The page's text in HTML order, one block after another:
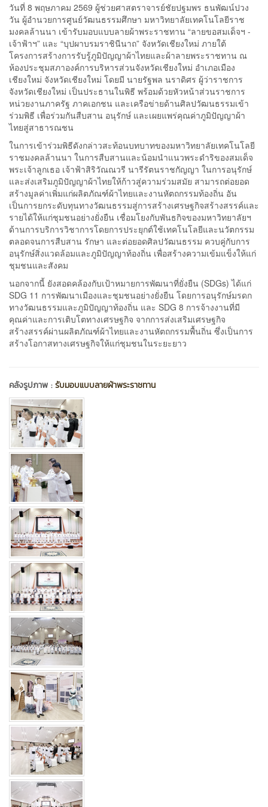
วันที่ 8 พฤษภาคม 2569 ผู้ช่วยศาสตราจารย์ชัยปฐมพร ธนพัฒน์ปวง
วัน ผู้อำนวยการศูนย์วัฒนธรรมศึกษา มหาวิทยาลัยเทคโนโลยีราช
มงคลล้านนา เข้ารับมอบแบบลายผ้าพระราชทาน “ลายขอสมเด็จฯ -
เจ้าฟ้าฯ” และ “บุปผาบรมราชินีนาถ” จังหวัดเชียงใหม่ ภายใต้
โครงการสร้างการรับรู้ภูมิปัญญาผ้าไทยและผ้าลายพระราชทาน ณ
ห้องประชุมสภาองค์การบริหารส่วนจังหวัดเชียงใหม่ อำเภอเมือง
เชียงใหม่ จังหวัดเชียงใหม่ โดยมี นายรัฐพล นราดิศร ผู้ว่าราชการ
จังหวัดเชียงใหม่ เป็นประธานในพิธี พร้อมด้วยหัวหน้าส่วนราชการ
หน่วยงานภาครัฐ ภาคเอกชน และเครือข่ายด้านศิลปวัฒนธรรมเข้า
ร่วมพิธี เพื่อร่วมกันสืบสาน อนุรักษ์ และเผยแพร่คุณค่าภูมิปัญญาผ้า
ไทยสู่สาธารณชน
ในการเข้าร่วมพิธีดังกล่าวสะท้อนบทบาทของมหาวิทยาลัยเทคโนโลยี
ราชมงคลล้านนา ในการสืบสานและน้อมนำแนวพระดำริของสมเด็จ
พระเจ้าลูกเธอ เจ้าฟ้าสิริวัณณวรี นารีรัตนราชกัญญา ในการอนุรักษ์
และส่งเสริมภูมิปัญญาผ้าไทยให้ก้าวสู่ความร่วมสมัย สามารถต่อยอด
สร้างมูลค่าเพิ่มแก่ผลิตภัณฑ์ผ้าไทยและงานหัตถกรรมท้องถิ่น อัน
เป็นการยกระดับทุนทางวัฒนธรรมสู่การสร้างเศรษฐกิจสร้างสรรค์และ
รายได้ให้แก่ชุมชนอย่างยั่งยืน เชื่อมโยงกับพันธกิจของมหาวิทยาลัยฯ
ด้านการบริการวิชาการโดยการประยุกต์ใช้เทคโนโลยีและนวัตกรรม
ตลอดจนการสืบสาน รักษา และต่อยอดศิลปวัฒนธรรม ควบคู่กับการ
อนุรักษ์สิ่งแวดล้อมและภูมิปัญญาท้องถิ่น เพื่อสร้างความเข้มแข็งให้แก่
ชุมชนและสังคม
นอกจากนี้ ยังสอดคล้องกับเป้าหมายการพัฒนาที่ยั่งยืน (SDGs) ได้แก่
SDG 11 การพัฒนาเมืองและชุมชนอย่างยั่งยืน โดยการอนุรักษ์มรดก
ทางวัฒนธรรมและภูมิปัญญาท้องถิ่น และ SDG 8 การจ้างงานที่มี
คุณค่าและการเติบโตทางเศรษฐกิจ จากการส่งเสริมเศรษฐกิจ
สร้างสรรค์ผ่านผลิตภัณฑ์ผ้าไทยและงานหัตถกรรมพื้นถิ่น ซึ่งเป็นการ
สร้างโอกาสทางเศรษฐกิจให้แก่ชุมชนในระยะยาว
คลังรูปภาพ :รับมอบแบบลายผ้าพระราชทาน